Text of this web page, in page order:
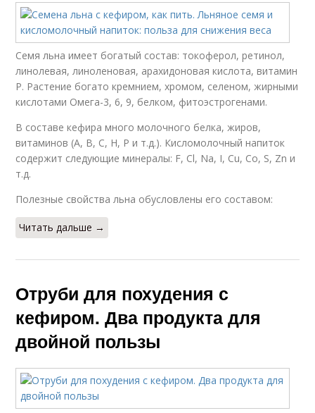
Семя льна имеет богатый состав: токоферол, ретинол,
линолевая, линоленовая, арахидоновая кислота, витамин
Р. Растение богато кремнием, хромом, селеном, жирными
кислотами Омега-3, 6, 9, белком, фитоэстрогенами.
В составе кефира много молочного белка, жиров,
витаминов (А, В, С, Н, Р и т.д.). Кисломолочный напиток
содержит следующие минералы: F, Cl, Na, I, Cu, Co, S, Zn и
т.д.
Полезные свойства льна обусловлены его составом:
Читать дальше →
Отруби для похудения с
кефиром. Два продукта для
двойной пользы